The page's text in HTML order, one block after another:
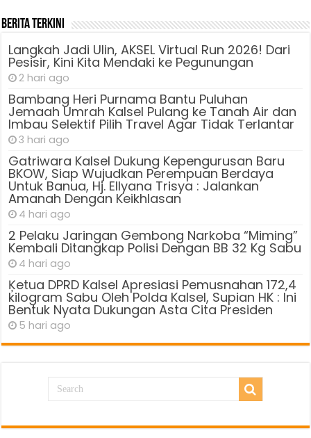
Berita Terkini
Langkah Jadi Ulin, AKSEL Virtual Run 2026! Dari
Pesisir, Kini Kita Mendaki ke Pegunungan
2 hari ago
Bambang Heri Purnama Bantu Puluhan
Jemaah Umrah Kalsel Pulang ke Tanah Air dan
Imbau Selektif Pilih Travel Agar Tidak Terlantar
3 hari ago
Gatriwara Kalsel Dukung Kepengurusan Baru
BKOW, Siap Wujudkan Perempuan Berdaya
Untuk Banua, Hj. Ellyana Trisya : Jalankan
Amanah Dengan Keikhlasan
4 hari ago
2 Pelaku Jaringan Gembong Narkoba “Miming”
Kembali Ditangkap Polisi Dengan BB 32 Kg Sabu
4 hari ago
Ķetua DPRD Kalsel Apresiasi Pemusnahan 172,4
kilogram Sabu Oleh Polda Kalsel, Supian HK : Ini
Bentuk Nyata Dukungan Asta Cita Presiden
5 hari ago